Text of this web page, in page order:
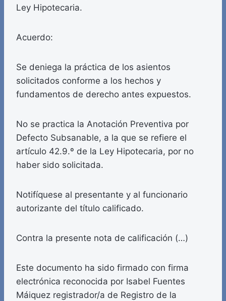
Ley Hipotecaria.
Acuerdo:
Se deniega la práctica de los asientos
solicitados conforme a los hechos y
fundamentos de derecho antes expuestos.
No se practica la Anotación Preventiva por
Defecto Subsanable, a la que se refiere el
artículo 42.9.º de la Ley Hipotecaria, por no
haber sido solicitada.
Notifíquese al presentante y al funcionario
autorizante del título calificado.
Contra la presente nota de calificación (…)
Este documento ha sido firmado con firma
electrónica reconocida por Isabel Fuentes
Máiquez registrador/a de Registro de la